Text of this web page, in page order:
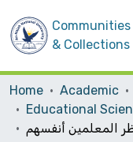
Communities
& Collections
Home Academic
Educational